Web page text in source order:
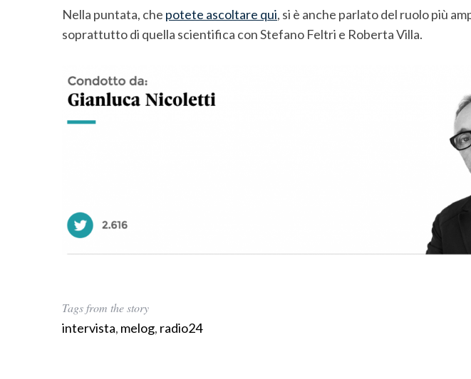
Nella puntata, che potete ascoltare qui, si è anche parlato del ruolo più
soprattutto di quella scientifica con Stefano Feltri e Roberta Villa.
Tags from the story
intervista, melog, radio24
c
h
f
: